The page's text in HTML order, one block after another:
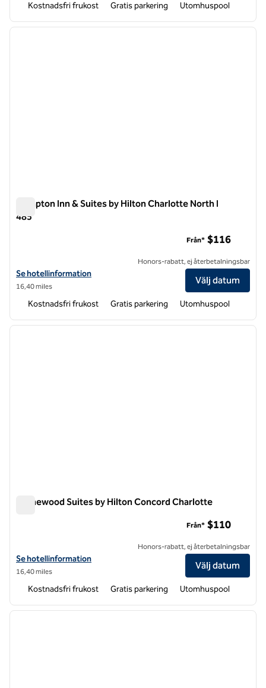
Kostnadsfri frukost Gratis parkering Utomhuspool
1 av 12
nästa
Hampton Inn & Suites by Hilton Charlotte North I
485
Visa hotelluppgifter för Hampton Inn & Suites by Hilton Charlotte
Se hotellinformation
16,40 miles
Från* $116
Honors-rabatt, ej återbetalningsbar
Välj datum
Kostnadsfri frukost Gratis parkering Utomhuspool
1 av 12
nästa
Homewood Suites by Hilton Concord Charlotte
Visa hotelluppgifter för Homewood Suites by Hilton Concord
Se hotellinformation
16,40 miles
Från* $110
Honors-rabatt, ej återbetalningsbar
Välj datum
Kostnadsfri frukost Gratis parkering Utomhuspool
1 av 12
nästa